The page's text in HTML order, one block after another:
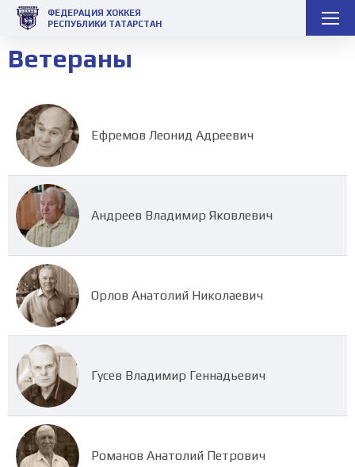
ФЕДЕРАЦИЯ ХОККЕЯ
РЕСПУБЛИКИ ТАТАРСТАН
Ветераны
Ефремов Леонид Адреевич
Андреев Владимир Яковлевич
Орлов Анатолий Николаевич
Гусев Владимир Геннадьевич
Романов Анатолий Петрович